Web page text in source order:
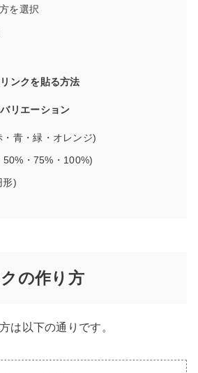
を選択
ンクを貼る方法
リエーション
青・緑・オレンジ)
・75%・100%)
形)
の作り方
は以下の通りです。